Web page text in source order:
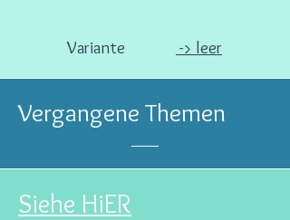
Variante -> leer
Vergangene Themen
Siehe HiER